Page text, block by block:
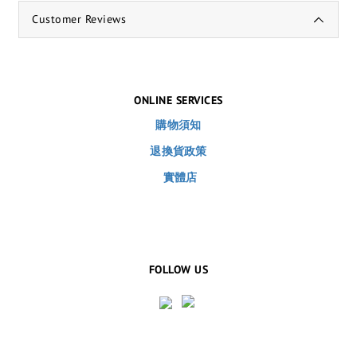
Customer Reviews
ONLINE SERVICES
購物須知
退換貨政策
實體店
FOLLOW US